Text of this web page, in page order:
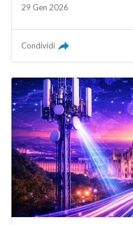
29 Gen 2026
Condividi